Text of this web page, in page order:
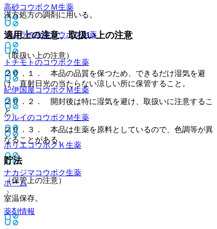
高砂コウボクＭ生薬
ツムラの生薬コウボク生薬
トチモトのコウボク生薬
紀伊国屋コウボクＭ生薬
ツルイのコウボクＭ生薬
ホリエコウボクＫ 生薬
ナカジマコウボク生薬
ホーム
薬剤情報
漢方処方の調剤に用いる。
適用上の注意、取扱い上の注意
（取扱い上の注意）
２０．１． 本品の品質を保つため、できるだけ湿気を避
け、直射日光の当たらない涼しい所に保管すること。
２０．２． 開封後は特に湿気を避け、取扱いに注意するこ
と。
２０．３． 本品は生薬を原料としているので、色調等が異
なることがある。
貯法
（保管上の注意）
室温保存。